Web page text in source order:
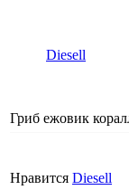
Diesell
Гриб ежовик
Нравится Diesell